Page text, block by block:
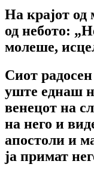
На крајот од
од небото:
молеше,
Сиот
уште еднаш
венецот на
на него и
апостоли и
ја примат